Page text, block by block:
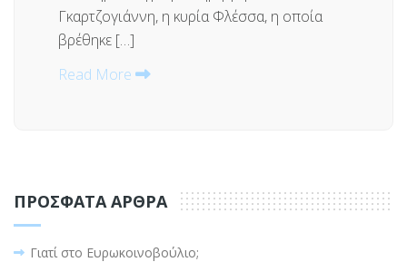
Γκαρτζογιάννη, η κυρία Φλέσσα, η οποία
βρέθηκε […]
Read More
ΠΡΌΣΦΑΤΑ ΆΡΘΡΑ
Γιατί στο Ευρωκοινοβούλιο;